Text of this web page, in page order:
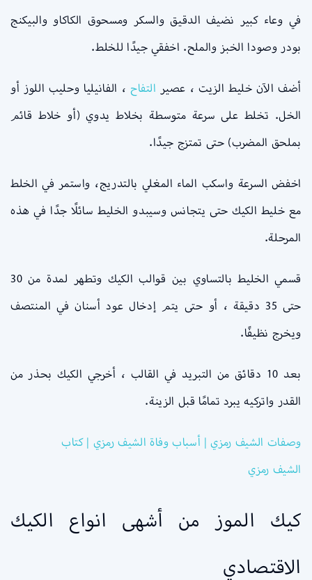
في وعاء كبير نضيف الدقيق والسكر ومسحوق الكاكاو والبيكنج
بودر وصودا الخبز والملح. اخفقي جيدًا للخلط.
أضف الآن خليط الزيت ، عصير التفاح ، الفانيليا وحليب اللوز أو
الخل. تخلط على سرعة متوسطة بخلاط يدوي (أو خلاط قائم
بملحق المضرب) حتى تمتزج جيدًا.
اخفض السرعة واسكب الماء المغلي بالتدريج، واستمر في الخلط
مع خليط الكيك حتى يتجانس وسيبدو الخليط سائلًا جدًا في هذه
المرحلة.
قسمي الخليط بالتساوي بين قوالب الكيك وتطهر لمدة من 30
حتى 35 دقيقة ، أو حتى يتم إدخال عود أسنان في المنتصف
ويخرج نظيفًا.
بعد 10 دقائق من التبريد في القالب ، أخرجي الكيك بحذر من
القدر واتركيه يبرد تمامًا قبل الزينة.
وصفات الشيف رمزي | أسباب وفاة الشيف رمزي | كتاب
الشيف رمزي
كيك الموز من أشهى انواع الكيك
الاقتصادي